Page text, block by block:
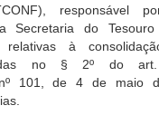
responsável
Secretaria do
relativas à
no § 2º do
nº 101, de 4 de maio